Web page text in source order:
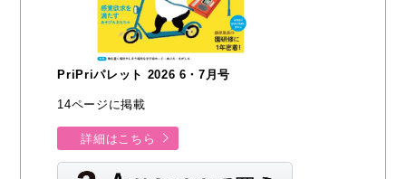
PriPriパレット 2026 6・7月号
14ページに掲載
詳細はこちら